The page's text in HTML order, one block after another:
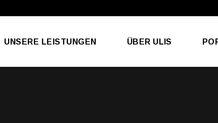
UNSERE LEISTUNGEN ÜBER ULIS